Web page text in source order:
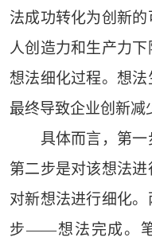
法成功转化为创新
人创造力和生产力
想法细化过程。想法
最终导致企业创新减
具体而言，第一步
第二步是对该想法
对新想法进行细化
步——想法完成。